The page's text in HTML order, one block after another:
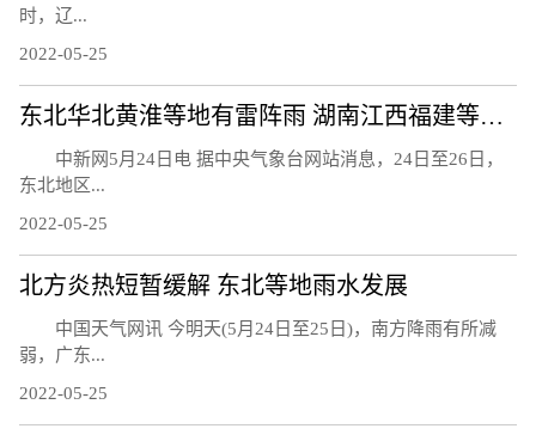
时，辽...
2022-05-25
东北华北黄淮等地有雷阵雨 湖南江西福建等地降水减弱
中新网5月24日电 据中央气象台网站消息，24日至26日，
东北地区...
2022-05-25
北方炎热短暂缓解 东北等地雨水发展
中国天气网讯 今明天(5月24日至25日)，南方降雨有所减
弱，广东...
2022-05-25